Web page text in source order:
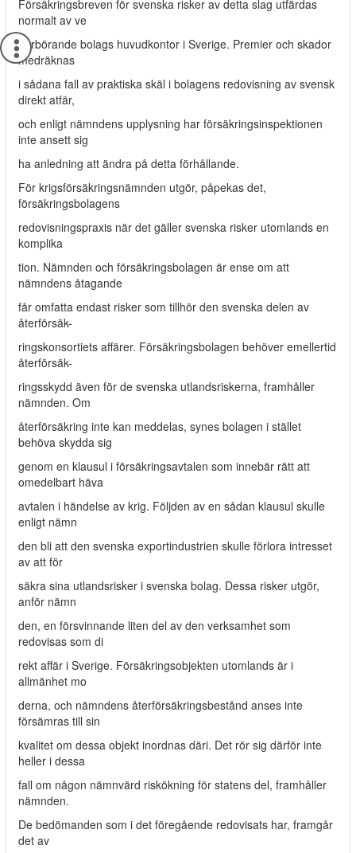
Försäkringsbreven för svenska risker av detta slag utfärdas
normalt av ve­
derbörande bolags huvudkontor i Sverige. Premier och skador
medräknas
i sådana fall av praktiska skäl i bolagens redovisning av svensk
direkt atfär,
och enligt nämndens upplysning har försäkringsinspektionen
inte ansett sig
ha anledning att ändra på detta förhållande.
För krigsförsäkringsnämnden utgör, påpekas det,
försäkringsbolagens
redovisningspraxis när det gäller svenska risker utomlands en
komplika­
tion. Nämnden och försäkringsbolagen är ense om att
nämndens åtagande
får omfatta endast risker som tillhör den svenska delen av
återförsäk-
ringskonsortiets affärer. Försäkringsbolagen behöver emellertid
återförsäk-
ringsskydd även för de svenska utlandsriskerna, framhåller
nämnden. Om
återförsäkring inte kan meddelas, synes bolagen i stället
behöva skydda sig
genom en klausul i försäkringsavtalen som innebär rätt att
omedelbart häva
avtalen i händelse av krig. Följden av en sådan klausul skulle
enligt nämn­
den bli att den svenska exportindustrien skulle förlora intresset
av att för­
säkra sina utlandsrisker i svenska bolag. Dessa risker utgör,
anför nämn­
den, en försvinnande liten del av den verksamhet som
redovisas som di­
rekt affär i Sverige. Försäkringsobjekten utomlands är i
allmänhet mo­
derna, och nämndens återförsäkringsbestånd anses inte
försämras till sin
kvalitet om dessa objekt inordnas däri. Det rör sig därför inte
heller i dessa
fall om någon nämnvärd riskökning för statens del, framhåller
nämnden.
De bedömanden som i det föregående redovisats har, framgår
det av